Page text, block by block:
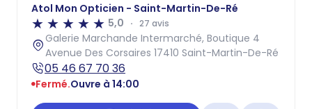
Atol Mon Opticien - Saint-Martin-De-Ré
5,0
27 avis
Galerie Marchande Intermarché, Boutique 4
Avenue Des Corsaires 17410 Saint-Martin-De-Ré
05 46 67 70 36
Fermé.Ouvre à 14:00